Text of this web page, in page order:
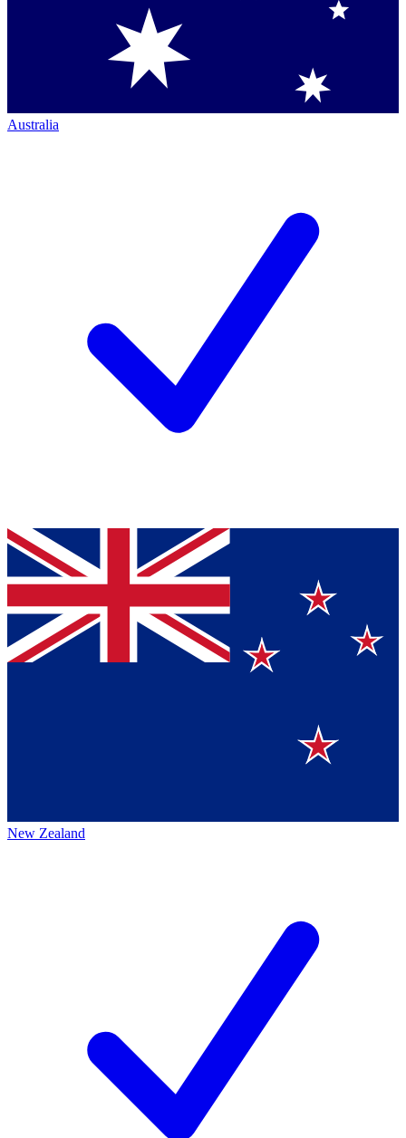
Australia
New Zealand